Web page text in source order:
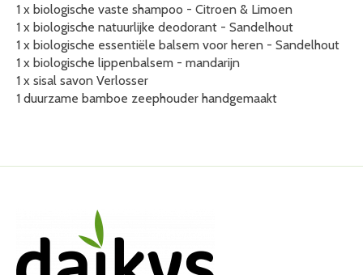
1 x biologische vaste shampoo - Citroen & Limoen
1 x biologische natuurlijke deodorant - Sandelhout
1 x biologische essentiële balsem voor heren - Sandelhout
1 x biologische lippenbalsem - mandarijn
1 x sisal savon Verlosser
1 duurzame bamboe zeephouder handgemaakt